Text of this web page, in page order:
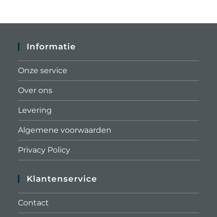
Informatie
Onze service
Over ons
Levering
Algemene voorwaarden
Privacy Policy
Klantenservice
Contact